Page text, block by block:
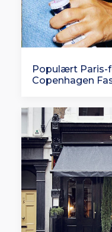
Populært Paris-
Copenhagen